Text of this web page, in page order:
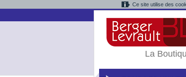
Ce site utilise des
La